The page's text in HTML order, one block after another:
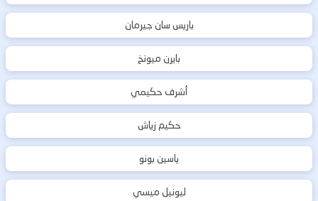
باريس سان جيرمان
بايرن ميونخ
أشرف حكيمي
حكيم زياش
ياسين بونو
ليونيل ميسي